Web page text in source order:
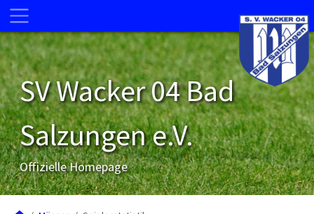
SV Wacker 04 Bad
Salzungen e.V.
Offizielle Homepage